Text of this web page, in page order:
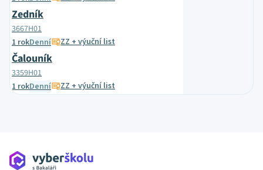
Zedník
3667H01
1 rokDenní ZZ + výuční list
Čalouník
3359H01
1 rokDenní ZZ + výuční list